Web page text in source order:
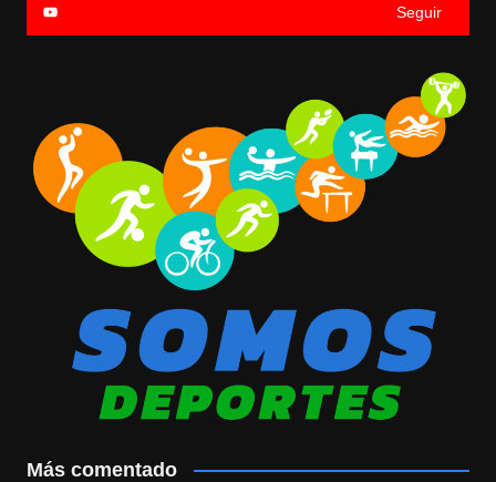
Seguir
Más comentado